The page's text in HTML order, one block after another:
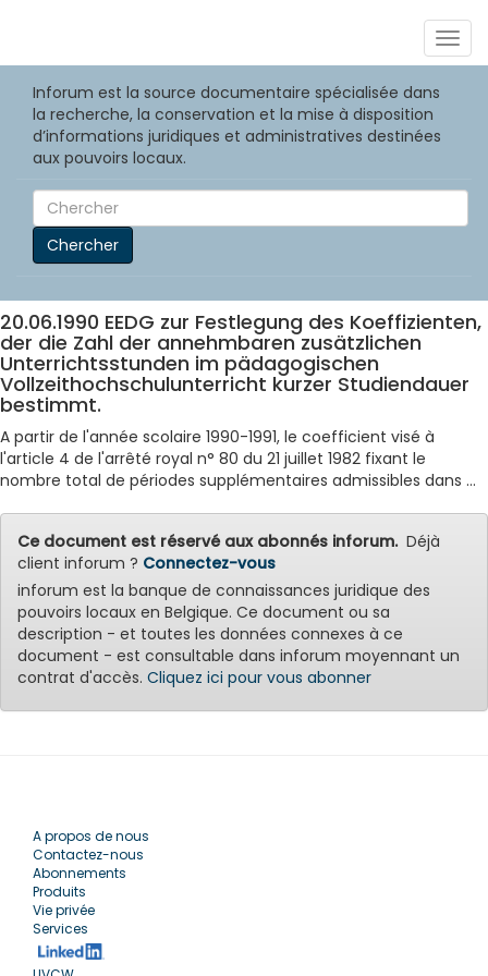
Inforum est la source documentaire spécialisée dans
la recherche, la conservation et la mise à disposition
d’informations juridiques et administratives destinées
aux pouvoirs locaux.
Chercher
20.06.1990 EEDG zur Festlegung des Koeffizienten,
der die Zahl der annehmbaren zusätzlichen
Unterrichtsstunden im pädagogischen
Vollzeithochschulunterricht kurzer Studiendauer
bestimmt.
A partir de l'année scolaire 1990-1991, le coefficient visé à
l'article 4 de l'arrêté royal n° 80 du 21 juillet 1982 fixant le
nombre total de périodes supplémentaires admissibles dans ...
Ce document est réservé aux abonnés inforum.Déjà
client inforum ? Connectez-vous
inforum est la banque de connaissances juridique des
pouvoirs locaux en Belgique. Ce document ou sa
description - et toutes les données connexes à ce
document - est consultable dans inforum moyennant un
contrat d'accès. Cliquez ici pour vous abonner
A propos de nous
Contactez-nous
Abonnements
Produits
Vie privée
Services